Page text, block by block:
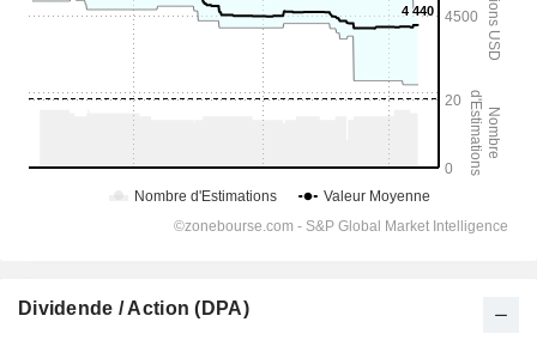
Dividende / Action (DPA)